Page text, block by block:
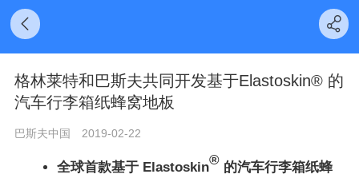
格林莱特和巴斯夫共同开发基于Elastoskin® 的
汽车行李箱纸蜂窝地板
巴斯夫中国 2019-02-22
全球首款基于 Elastoskin® 的汽车行李箱纸蜂